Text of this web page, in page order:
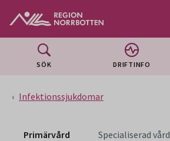
SÖK DRIFTINFO
Infektionssjukdomar
Primärvård Specialiserad vård